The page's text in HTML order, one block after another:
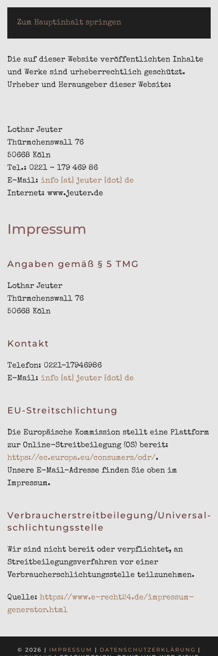
Zum Hauptinhalt springen
Die auf dieser Website veröffentlichten Inhalte
und Werke sind urheberrechtlich geschützt.
Urheber und Herausgeber dieser Website:
Lothar Jeuter
Thürmchenswall 76
50668 Köln
Tel.: 0221 - 179 469 86
E-Mail: info [at] jeuter [dot] de
Internet: www.jeuter.de
Impressum
Angaben gemäß § 5 TMG
Lothar Jeuter
Thürmchenswall 76
50668 Köln
Kontakt
Telefon: 0221-17946986
E-Mail: info [at] jeuter [dot] de
EU-Streitschlichtung
Die Europäische Kommission stellt eine Plattform
zur Online-Streitbeilegung (OS) bereit:
https://ec.europa.eu/consumers/odr/.
Unsere E-Mail-Adresse finden Sie oben im
Impressum.
Verbraucher­streit­beilegung/Universal­
schlichtungs­stelle
Wir sind nicht bereit oder verpflichtet, an
Streitbeilegungsverfahren vor einer
Verbraucherschlichtungsstelle teilzunehmen.
Quelle: https://www.e-recht24.de/impressum-
generator.html
© 2026 | IMPRESSUM | DATENSCHUTZERKLÄRUNG |